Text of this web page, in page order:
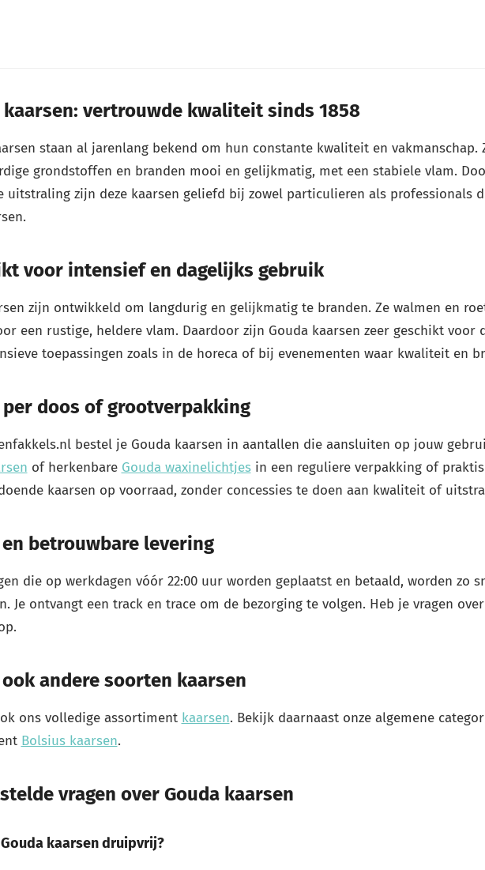
kaarsen: vertrouwde kwaliteit sinds 1858
staan al jarenlang bekend om hun constante kwaliteit en vakmanschap.
grondstoffen en branden mooi en gelijkmatig, met een stabiele vlam.
uitstraling zijn deze kaarsen geliefd bij zowel particulieren als professionals
voor intensief en dagelijks gebruik
zijn ontwikkeld om langdurig en gelijkmatig te branden. Ze walmen en
een rustige, heldere vlam. Daardoor zijn Gouda kaarsen zeer geschikt
toepassingen zoals in de horeca of bij evenementen waar kwaliteit en
doos of grootverpakking
bestel je Gouda kaarsen in aantallen die aansluiten op jouw
of herkenbare Gouda waxinelichtjesin een reguliere verpakking of
kaarsen op voorraad, zonder concessies te doen aan kwaliteit of
betrouwbare levering
die op werkdagen vóór 22:00 uur worden geplaatst en betaald, worden zo
Je ontvangt een track en trace om de bezorging te volgen. Heb je vragen
andere soorten kaarsen
ons volledige assortiment kaarsen. Bekijk daarnaast onze algemene
Bolsius kaarsen.
vragen over Gouda kaarsen
kaarsen druipvrij?